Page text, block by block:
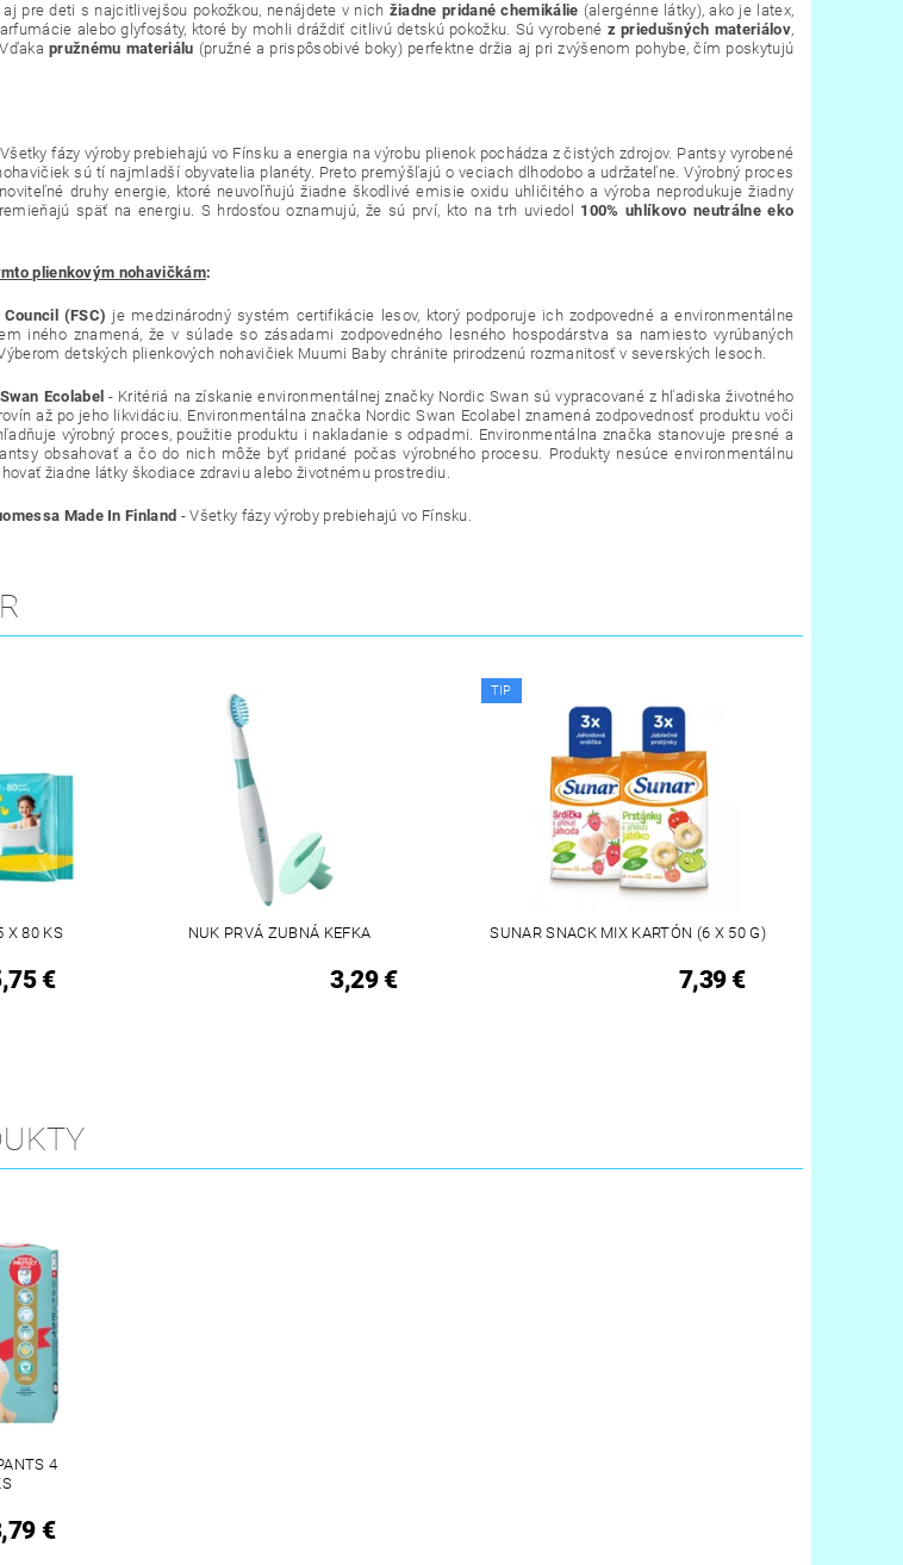
pre deti s najcitlivejšou pokožkou, nenájdete v nich žiadne pridané chemikálie (alergénne látky), ako je latex,
alebo glyfosáty, ktoré by mohli dráždiť citlivú detskú pokožku. Sú vyrobené z priedušných materiálov,
pružnému materiálu (pružné a prispôsobivé boky) perfektne držia aj pri zvýšenom pohybe, čím poskytujú
Všetky fázy výroby prebiehajú vo Fínsku a energia na výrobu plienok pochádza z čistých zdrojov. Pantsy vyrobené
sú tí najmladší obyvatelia planéty. Preto premýšľajú o veciach dlhodobo a udržateľne. Výrobný proces
druhy energie, ktoré neuvoľňujú žiadne škodlivé emisie oxidu uhličitého a výroba neprodukuje žiadny
späť na energiu. S hrdosťou oznamujú, že sú prví, kto na trh uviedol 100% uhlíkovo neutrálne eko
plienkovým nohavičkám:
(FSC) je medzinárodný systém certifikácie lesov, ktorý podporuje ich zodpovedné a environmentálne
iného znamená, že v súlade so zásadami zodpovedného lesného hospodárstva sa namiesto vyrúbaných
detských plienkových nohavičiek Muumi Baby chránite prirodzenú rozmanitosť v severských lesoch.
Ecolabel - Kritériá na získanie environmentálnej značky Nordic Swan sú vypracované z hľadiska životného
až po jeho likvidáciu. Environmentálna značka Nordic Swan Ecolabel znamená zodpovednosť produktu voči
výrobný proces, použitie produktu i nakladanie s odpadmi. Environmentálna značka stanovuje presné a
obsahovať a čo do nich môže byť pridané počas výrobného procesu. Produkty nesúce environmentálnu
žiadne látky škodiace zdraviu alebo životnému prostrediu.
Made In Finland - Všetky fázy výroby prebiehajú vo Fínsku.
X 80 KS
€
NUK PRVÁ ZUBNÁ KEFKA
3,29 €
TIP
SUNAR SNACK MIX KARTÓN (6 X 50 G)
7,39 €
4
€